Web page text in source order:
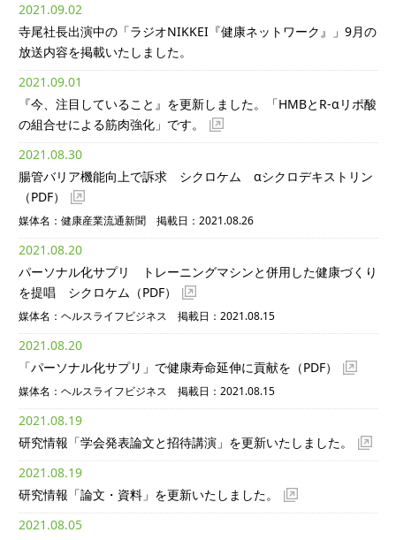
2021.09.02
寺尾社長出演中の「ラジオNIKKEI『健康ネットワーク』」9月の
放送内容を掲載いたしました。
2021.09.01
『今、注目していること』を更新しました。「HMBとR-αリポ酸
の組合せによる筋肉強化」です。
2021.08.30
腸管バリア機能向上で訴求 シクロケム αシクロデキストリン
（PDF）
媒体名：健康産業流通新聞 掲載日：2021.08.26
2021.08.20
パーソナル化サプリ トレーニングマシンと併用した健康づくり
を提唱 シクロケム （PDF）
媒体名：ヘルスライフビジネス 掲載日：2021.08.15
2021.08.20
「パーソナル化サプリ」で健康寿命延伸に貢献を （PDF）
媒体名：ヘルスライフビジネス 掲載日：2021.08.15
2021.08.19
研究情報「学会発表論文と招待講演」を更新いたしました。
2021.08.19
研究情報「論文・資料」を更新いたしました。
2021.08.05